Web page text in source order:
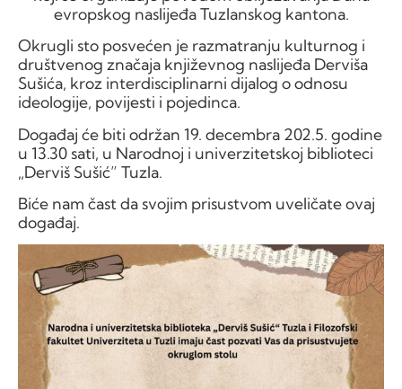
evropskog naslijeđa Tuzlanskog kantona.
Okrugli sto posvećen je razmatranju kulturnog i
društvenog značaja književnog naslijeđa Derviša
Sušića, kroz interdisciplinarni dijalog o odnosu
ideologije, povijesti i pojedinca.
Događaj će biti održan 19. decembra 202.5. godine
u 13.30 sati, u Narodnoj i univerzitetskoj biblioteci
„Derviš Sušić” Tuzla.
Biće nam čast da svojim prisustvom uveličate ovaj
događaj.